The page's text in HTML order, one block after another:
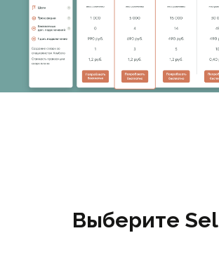
Выберите